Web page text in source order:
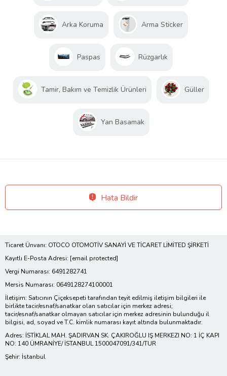
Arka Koruma Arma Sticker
Paspas Rüzgarlık
Tamir, Bakım ve Temizlik Ürünleri Güller
Yan Basamak
Hata Bildir
Ticaret Ünvanı: OTOCO OTOMOTİV SANAYİ VE TİCARET LİMİTED ŞİRKETİ
Kayıtlı E-Posta Adresi: [email protected]
Vergi Numarası: 6491282741
Mersis Numarası: 0649128274100001
İletişim: Satıcının Çiçeksepeti tarafından teyit edilmiş iletişim bilgileri ile
birlikte tacir/esnaf/sanatkar olan satıcılar için merkez adresi;
tacir/esnaf/sanatkar olmayan satıcılar için merkez adresinin bulunduğu il
bilgisi, ad, soyad ve T.C. kimlik numarası kayıt altında bulunmaktadır.
Adres: İSTİKLAL MAH. ŞADIRVAN SK. ÇAKIROĞLU IŞ MERKEZI NO: 1 İÇ KAPI
NO: 140 ÜMRANİYE/ İSTANBUL 1500047091/341/TUR
Şehir: İstanbul